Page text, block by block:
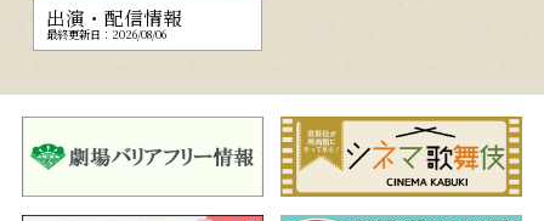
出演・配信情報
最終更新日：2026/08/06